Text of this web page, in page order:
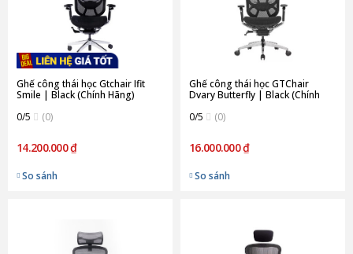
Ghế công thái học Gtchair Ifit
Smile | Black (Chính Hãng)
0/5
(0)
14.200.000 ₫
So sánh
Ghế công thái học GTChair
Dvary Butterfly | Black (Chính
0/5
(0)
16.000.000 ₫
So sánh